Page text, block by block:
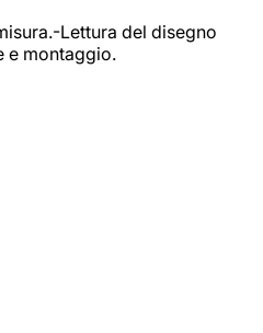
Lettura del disegno
e montaggio.